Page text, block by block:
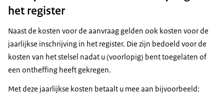
het register
Naast de kosten voor de aanvraag gelden ook kosten voor de
jaarlijkse inschrijving in het register. Die zijn bedoeld voor de
kosten van het stelsel nadat u (voorlopig) bent toegelaten of
een ontheffing heeft gekregen.
Met deze jaarlijkse kosten betaalt u mee aan bijvoorbeeld: